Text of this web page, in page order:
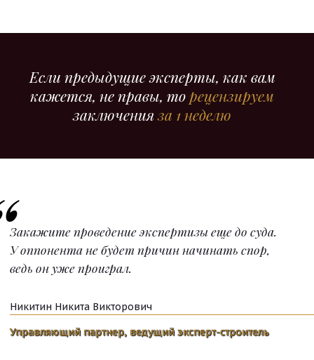
Если предыдущие эксперты, как вам
кажется, не правы, торецензируем
заключенияза 1 неделю
Закажите проведение экспертизы еще до суда.
У оппонента не будет причин начинать спор,
ведь он уже проиграл.
Никитин Никита Викторович
Управляющий партнер, ведущий эксперт-строитель